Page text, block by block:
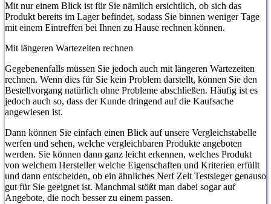
Mit nur einem Blick ist für Sie nämlich ersichtlich, ob sich das
Produkt bereits im Lager befindet, sodass Sie binnen weniger Tage
mit einem Eintreffen bei Ihnen zu Hause rechnen können.
Mit längeren Wartezeiten rechnen
Gegebenenfalls müssen Sie jedoch auch mit längeren Wartezeiten
rechnen. Wenn dies für Sie kein Problem darstellt, können Sie den
Bestellvorgang natürlich ohne Probleme abschließen. Häufig ist es
jedoch auch so, dass der Kunde dringend auf die Kaufsache
angewiesen ist.
Dann können Sie einfach einen Blick auf unsere Vergleichstabelle
werfen und sehen, welche vergleichbaren Produkte angeboten
werden. Sie können dann ganz leicht erkennen, welches Produkt
von welchem Hersteller welche Eigenschaften und Kriterien erfüllt
und dann entscheiden, ob ein ähnliches Nerf Zelt Testsieger genauso
gut für Sie geeignet ist. Manchmal stößt man dabei sogar auf
Angebote, die noch besser zu einem passen.